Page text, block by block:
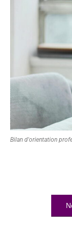
Bilan d'orientation